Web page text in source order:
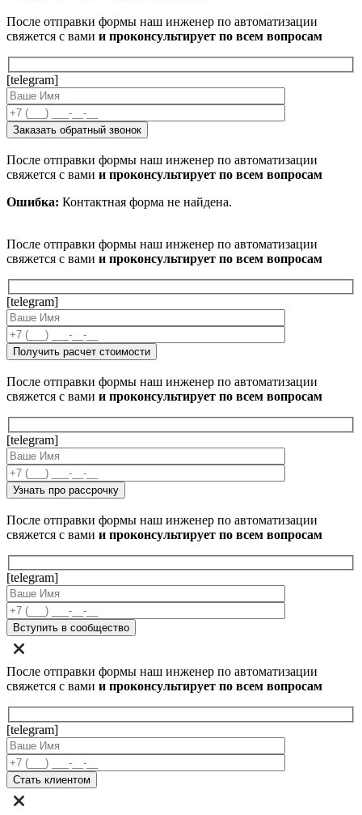
После отправки формы наш инженер по автоматизации
свяжется с вами и проконсультирует по всем вопросам
[telegram]
После отправки формы наш инженер по автоматизации
свяжется с вами и проконсультирует по всем вопросам
Ошибка: Контактная форма не найдена.
После отправки формы наш инженер по автоматизации
свяжется с вами и проконсультирует по всем вопросам
[telegram]
После отправки формы наш инженер по автоматизации
свяжется с вами и проконсультирует по всем вопросам
[telegram]
После отправки формы наш инженер по автоматизации
свяжется с вами и проконсультирует по всем вопросам
[telegram]
После отправки формы наш инженер по автоматизации
свяжется с вами и проконсультирует по всем вопросам
[telegram]